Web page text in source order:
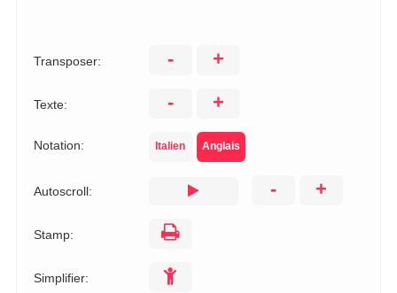
Transposer: - +
Texte: - +
Notation: Italien Anglais
Autoscroll: - +
Stamp:
Simplifier: